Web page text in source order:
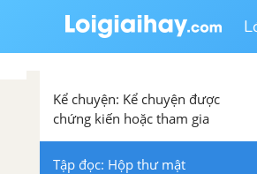
Luyện từ và câu: Mở rộng vốn
từ: Trật tự - an ninh
Kể chuyện: Kể chuyện được
chứng kiến hoặc tham gia
Tập đọc: Hộp thư mật